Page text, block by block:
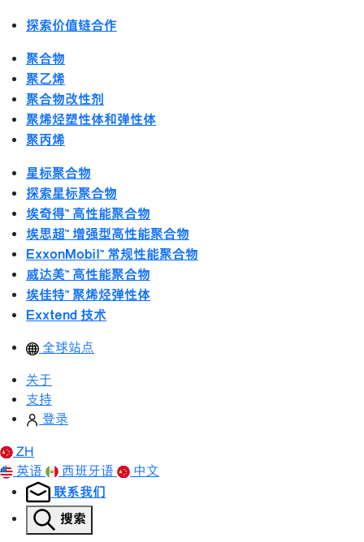
探索价值链合作
聚合物
聚乙烯
聚合物改性剂
聚烯烃塑性体和弹性体
聚丙烯
星标聚合物
探索星标聚合物
埃奇得™ 高性能聚合物
埃思超™ 增强型高性能聚合物
ExxonMobil™ 常规性能聚合物
威达美™ 高性能聚合物
埃佳特™ 聚烯烃弹性体
Exxtend 技术
全球站点
关于
支持
登录
ZH
英语
西班牙语 中文
联系我们
搜索